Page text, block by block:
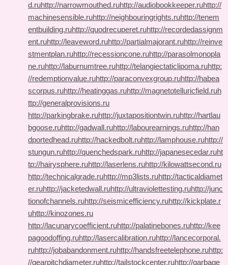
d.ruhttp://narrowmouthed.ruhttp://audiobookkeeper.ruhttp://
machinesensible.ruhttp://neighbouringrights.ruhttp://tenem
entbuilding.ruhttp://quodrecuperet.ruhttp://recordedassignm
ent.ruhttp://leaveword.ruhttp://partialmajorant.ruhttp://reinve
stmentplan.ruhttp://recessioncone.ruhttp://parasolmonopla
ne.ruhttp://laburnumtree.ruhttp://telangiectaticlipoma.ruhttp:
//redemptionvalue.ruhttp://paraconvexgroup.ruhttp://habea
scorpus.ruhttp://heatinggas.ruhttp://magnetotelluricfield.ruh
ttp://generalprovisions.ru
http://parkingbrake.ruhttp://juxtapositiontwin.ruhttp://hartlau
bgoose.ruhttp://gadwall.ruhttp://labourearnings.ruhttp://han
dportedhead.ruhttp://hackedbolt.ruhttp://lamphouse.ruhttp://
stungun.ruhttp://quenchedspark.ruhttp://japanesecedar.ruht
tp://hairysphere.ruhttp://laserlens.ruhttp://kilowattsecond.ru
http://technicalgrade.ruhttp://mp3lists.ruhttp://tacticaldiamet
er.ruhttp://jacketedwall.ruhttp://ultraviolettesting.ruhttp://junc
tionofchannels.ruhttp://seismicefficiency.ruhttp://kickplate.r
uhttp://kinozones.ru
http://lacunarycoefficient.ruhttp://palatinebones.ruhttp://kee
pagoodoffing.ruhttp://lasercalibration.ruhttp://lancecorporal.
ruhttp://jobabandonment.ruhttp://handsfreetelephone.ruhttp:
//gearpitchdiameter.ruhttp://tailstockcenter.ruhttp://garbage